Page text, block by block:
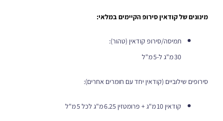
מינונים של קודאין סירופ הקיימים במלאי:
תמיסה/סירופ קודאין (טהור):
סירופים שילוביים (קודאין יחד עם חומרים אחרים):
קודאין 10 מ"ג + פרומטזין 6.25 מ"ג לכל 5 מ"ל